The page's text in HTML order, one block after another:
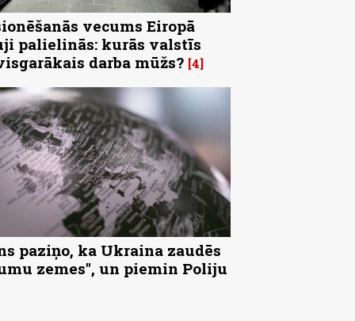
vecums Eiropā
palielinās: kurās valstīs
darba mūžs? 4
paziņo, ka Ukraina zaudēs
zemes", un piemin Poliju